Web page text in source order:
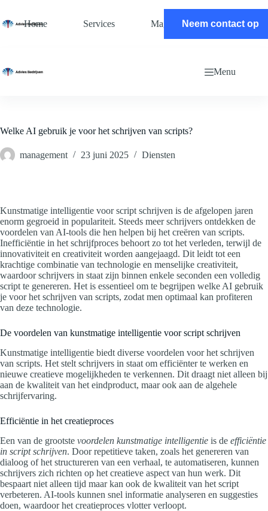
de
Home Services Magazine Contact
Neem contact op
Menu
Welke AI gebruik je voor het schrijven van scripts?
management 23 juni 2025 Diensten
Kunstmatige intelligentie voor script schrijven is de afgelopen jaren
enorm gegroeid in populariteit. Steeds meer schrijvers ontdekken de
voordelen van AI-tools die hen helpen bij het creëren van scripts.
Inefficiëntie in het schrijfproces behoort zo tot het verleden, terwijl de
innovativiteit en creativiteit worden aangejaagd. Dit leidt tot een
krachtige combinatie van technologie en menselijke creativiteit,
waardoor schrijvers in staat zijn binnen enkele seconden een volledig
script te genereren. Het is essentieel om te begrijpen welke AI gebruik
je voor het schrijven van scripts, zodat men optimaal kan profiteren
van deze technologie.
De voordelen van kunstmatige intelligentie voor script schrijven
Kunstmatige intelligentie biedt diverse voordelen voor het schrijven
van scripts. Het stelt schrijvers in staat om efficiënter te werken en
nieuwe creatieve mogelijkheden te verkennen. Dit draagt niet alleen bij
aan de kwaliteit van het eindproduct, maar ook aan de algehele
schrijfervaring.
Efficiëntie in het creatieproces
Een van de grootste voordelen kunstmatige intelligentie is de efficiëntie
in script schrijven. Door repetitieve taken, zoals het genereren van
dialoog of het structureren van een verhaal, te automatiseren, kunnen
schrijvers zich richten op het creatieve aspect van hun werk. Dit
bespaart niet alleen tijd maar kan ook de kwaliteit van het script
verbeteren. AI-tools kunnen snel informatie analyseren en suggesties
doen, waardoor het creatieproces vlotter verloopt.